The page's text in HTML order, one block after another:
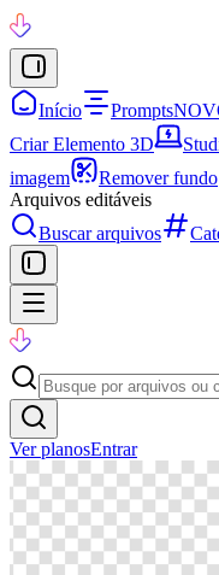
Início Prompts
Criar Elemento 3D
imagem
Remover fundo
Arquivos editáveis
Buscar arquivos
Ver planosEntrar